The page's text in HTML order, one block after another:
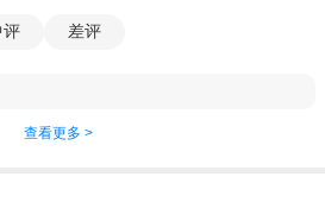
评 差评
查看更多 >